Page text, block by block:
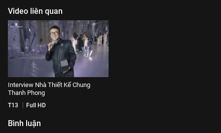
Video liên quan
Interview Nhà Thiết Kế Chung
Thanh Phong
T13 Full HD
Bình luận